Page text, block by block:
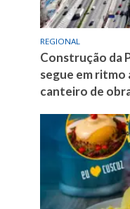
REGIONAL
Construção da
segue em
canteiro de